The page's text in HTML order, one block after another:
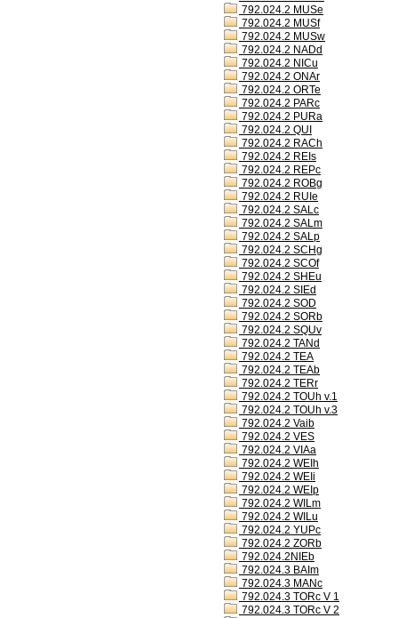
792.024.2 MUSe
792.024.2 MUSf
792.024.2 MUSw
792.024.2 NADd
792.024.2 NICu
792.024.2 ONAr
792.024.2 ORTe
792.024.2 PARc
792.024.2 PURa
792.024.2 QUI
792.024.2 RACh
792.024.2 REIs
792.024.2 REPc
792.024.2 ROBg
792.024.2 RUIe
792.024.2 SALc
792.024.2 SALm
792.024.2 SALp
792.024.2 SCHg
792.024.2 SCOf
792.024.2 SHEu
792.024.2 SIEd
792.024.2 SOD
792.024.2 SORb
792.024.2 SQUv
792.024.2 TANd
792.024.2 TEA
792.024.2 TEAb
792.024.2 TERr
792.024.2 TOUh v.1
792.024.2 TOUh v.3
792.024.2 Vaib
792.024.2 VES
792.024.2 VIAa
792.024.2 WEIh
792.024.2 WEIi
792.024.2 WEIp
792.024.2 WILm
792.024.2 WILu
792.024.2 YUPc
792.024.2 ZORb
792.024.2NIEb
792.024.3 BAIm
792.024.3 MANc
792.024.3 TORc V 1
792.024.3 TORc V 2